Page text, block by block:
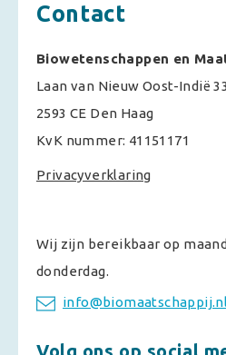
Contact
Biowetenschappen en
Laan van Nieuw Oost-Indië
2593 CE Den Haag
KvK nummer: 41151171
Privacyverklaring
Wij zijn bereikbaar op
donderdag.
info@biomaatschappij.nl